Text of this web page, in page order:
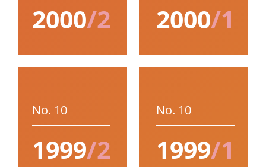
2000/2 2000/1
No. 10
1999/2
No. 10
1999/1